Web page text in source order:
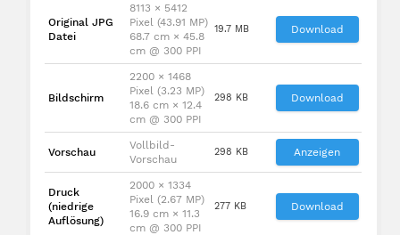
Original JPG
Datei
8113 × 5412
Pixel (43.91 MP)
68.7 cm × 45.8
cm @ 300 PPI
19.7 MB Download
Bildschirm
2200 × 1468
Pixel (3.23 MP)
18.6 cm × 12.4
cm @ 300 PPI
298 KB Download
Vorschau
Vollbild-
Vorschau
298 KB Anzeigen
Druck
(niedrige
Auflösung)
2000 × 1334
Pixel (2.67 MP)
16.9 cm × 11.3
cm @ 300 PPI
277 KB Download